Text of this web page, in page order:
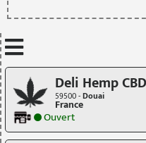
Deli Hemp
59500 -Douai
France
Ouvert